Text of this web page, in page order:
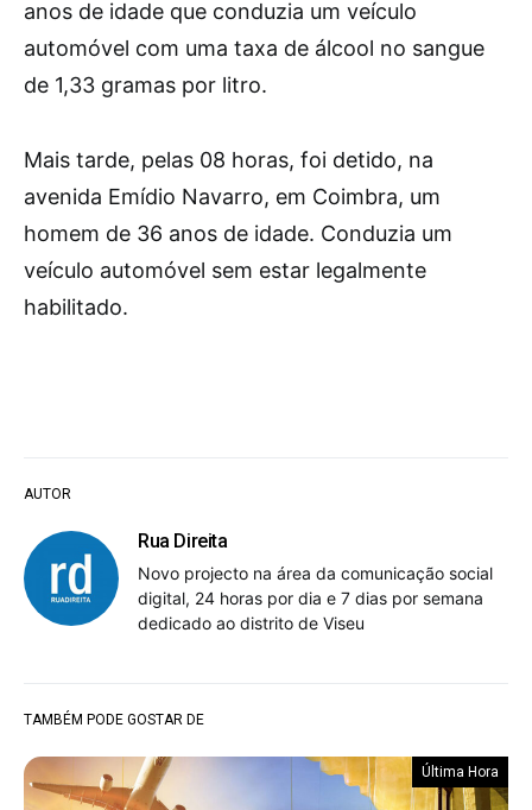
AUTOR
Rua Direita
Novo projecto na área da comunicação social
digital, 24 horas por dia e 7 dias por semana
dedicado ao distrito de Viseu
anos de idade que conduzia um veículo
automóvel com uma taxa de álcool no sangue
de 1,33 gramas por litro.
Mais tarde, pelas 08 horas, foi detido, na
avenida Emídio Navarro, em Coimbra, um
homem de 36 anos de idade. Conduzia um
veículo automóvel sem estar legalmente
habilitado.
TAMBÉM PODE GOSTAR DE
Última Hora